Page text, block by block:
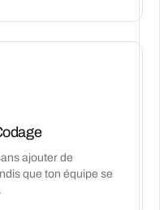
ajouter de
que ton équipe se